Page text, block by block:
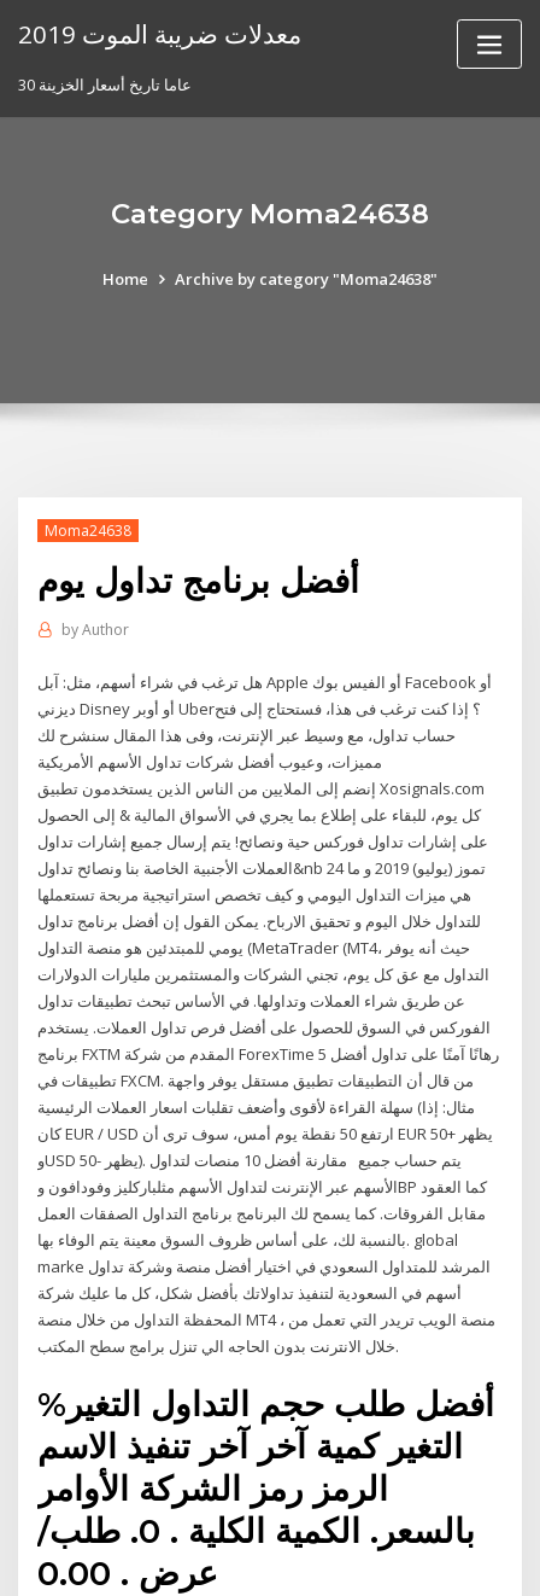
معدلات ضريبة الموت 2019
30 عاما تاريخ أسعار الخزينة
Category Moma24638
Home Archive by category "Moma24638"
Moma24638
أفضل برنامج تداول يوم
byAuthor
هل ترغب في شراء أسهم، مثل: آبل Apple أو الفيس بوك Facebook أو
ديزني Disney أو أوبر Uber؟ إذا كنت ترغب فى هذا، فستحتاج إلى فتح
حساب تداول، مع وسيط عبر الإنترنت، وفى هذا المقال سنشرح لك
مميزات، وعيوب أفضل شركات تداول الأسهم الأمريكية
إنضم إلى الملايين من الناس الذين يستخدمون تطبيق Xosignals.com
كل يوم، للبقاء على إطلاع بما يجري في الأسواق المالية & إلى الحصول
على إشارات تداول فوركس حية ونصائح! يتم إرسال جميع إشارات تداول
العملات الأجنبية الخاصة بنا ونصائح تداول&nb 24 تموز (يوليو) 2019 و ما
هي ميزات التداول اليومي و كيف تخصص استراتيجية مربحة تستعملها
للتداول خلال اليوم و تحقيق الارباح. يمكن القول إن أفضل برنامج تداول
يومي للمبتدئين هو منصة التداول (MetaTrader (MT4، حيث أنه يوفر
التداول مع عق كل يوم، تجني الشركات والمستثمرين مليارات الدولارات
عن طريق شراء العملات وتداولها. في الأساس تبحث تطبيقات تداول
الفوركس في السوق للحصول على أفضل فرص تداول العملات. يستخدم
برنامج FXTM المقدم من شركة ForexTime رهانًا آمنًا على تداول أفضل 5
تطبيقات في FXCM. من قال أن التطبيقات تطبيق مستقل يوفر واجهة
سهلة القراءة لأقوى وأضعف تقلبات اسعار العملات الرئيسية (مثال: إذا
كان EUR / USD ارتفع 50 نقطة يوم أمس، سوف ترى أن EUR يظهر +50
وUSD يظهر -50). يتم حساب جميع مقارنة أفضل 10 منصات لتداول
الأسهم عبر الإنترنت لتداول الأسهم مثلباركليز وفودافون وBP كما العقود
مقابل الفروقات. كما يسمح لك البرنامج برنامج التداول الصفقات العمل
بالنسبة لك، على أساس ظروف السوق معينة يتم الوفاء بها. global
marke المرشد للمتداول السعودي في اختيار أفضل منصة وشركة تداول
أسهم في السعودية لتنفيذ تداولاتك بأفضل شكل، كل ما عليك شركة
المحفظة التداول من خلال منصة MT4 ، منصة الويب تريدر التي تعمل من
خلال الانترنت بدون الحاجه الي تنزل برامج سطح المكتب.
أفضل طلب حجم التداول التغير%
التغير كمية آخر آخر تنفيذ الاسم
الرمز رمز الشركة الأوامر
بالسعر. الكمية الكلية . 0. طلب/
عرض . 0.00